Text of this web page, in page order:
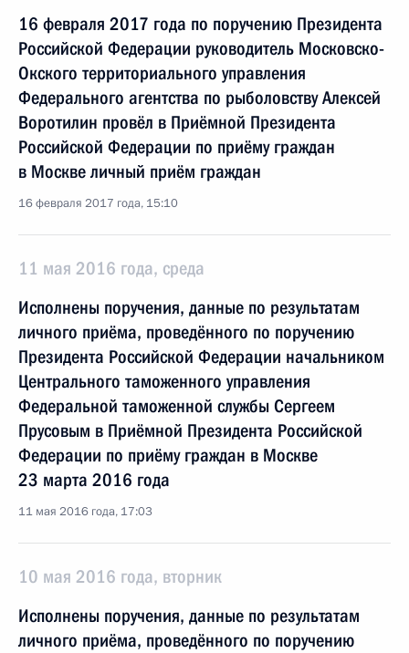
16 февраля 2017 года по поручению Президента
Российской Федерации руководитель Московско-
Окского территориального управления
Федерального агентства по рыболовству Алексей
Воротилин провёл в Приёмной Президента
Российской Федерации по приёму граждан
в Москве личный приём граждан
16 февраля 2017 года, 15:10
11 мая 2016 года, среда
Исполнены поручения, данные по результатам
личного приёма, проведённого по поручению
Президента Российской Федерации начальником
Центрального таможенного управления
Федеральной таможенной службы Сергеем
Прусовым в Приёмной Президента Российской
Федерации по приёму граждан в Москве
23 марта 2016 года
11 мая 2016 года, 17:03
10 мая 2016 года, вторник
Исполнены поручения, данные по результатам
личного приёма, проведённого по поручению